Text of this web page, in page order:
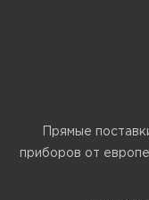
Прямые
приборов от